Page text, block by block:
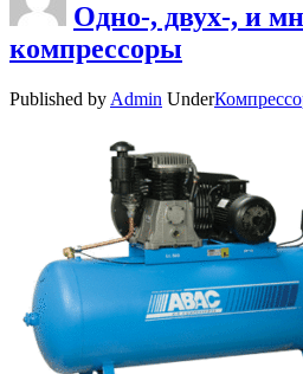
Одно-, двух-, и
компрессоры
Published by Admin Under